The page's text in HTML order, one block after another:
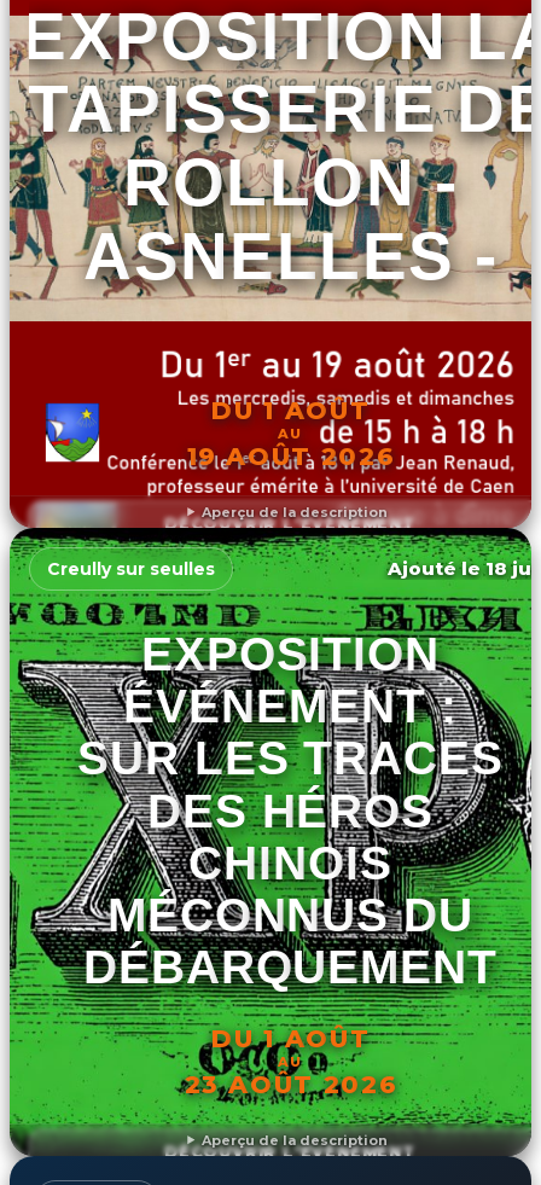
Aperçu de la description
EXPOSITION
TAPISSERIE
ROLLON -
ASNELLES -
DU 1 AOÛT
AU
19 AOÛT 2026
DÉCOUVRIR L'ÉVÉNEMENT
Aperçu de la description
Creully sur seulles Ajouté le 18
EXPOSITION
ÉVÉNEMENT :
SUR LES TRACES
DES HÉROS
CHINOIS
MÉCONNUS DU
DÉBARQUEMENT
DU 1 AOÛT
AU
23 AOÛT 2026
DÉCOUVRIR L'ÉVÉNEMENT